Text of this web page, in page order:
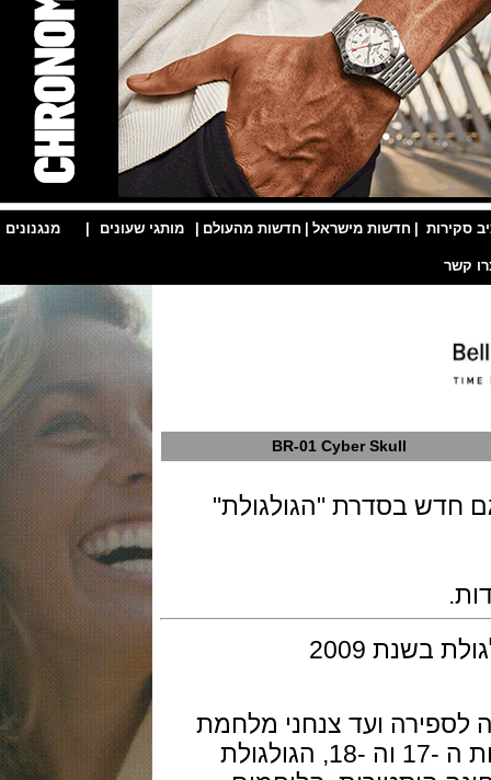
| חדשות מישראל | חדשות מהעולם | מותגי שעונים | מנגנונים |
BR-01 Cyber Skull
בסדרת "הגולגולת"
2009
ועד צנחני מלחמת
העולם השנייה, ועידן שודדי הים במאות ה -17 וה -18, הגולגולת